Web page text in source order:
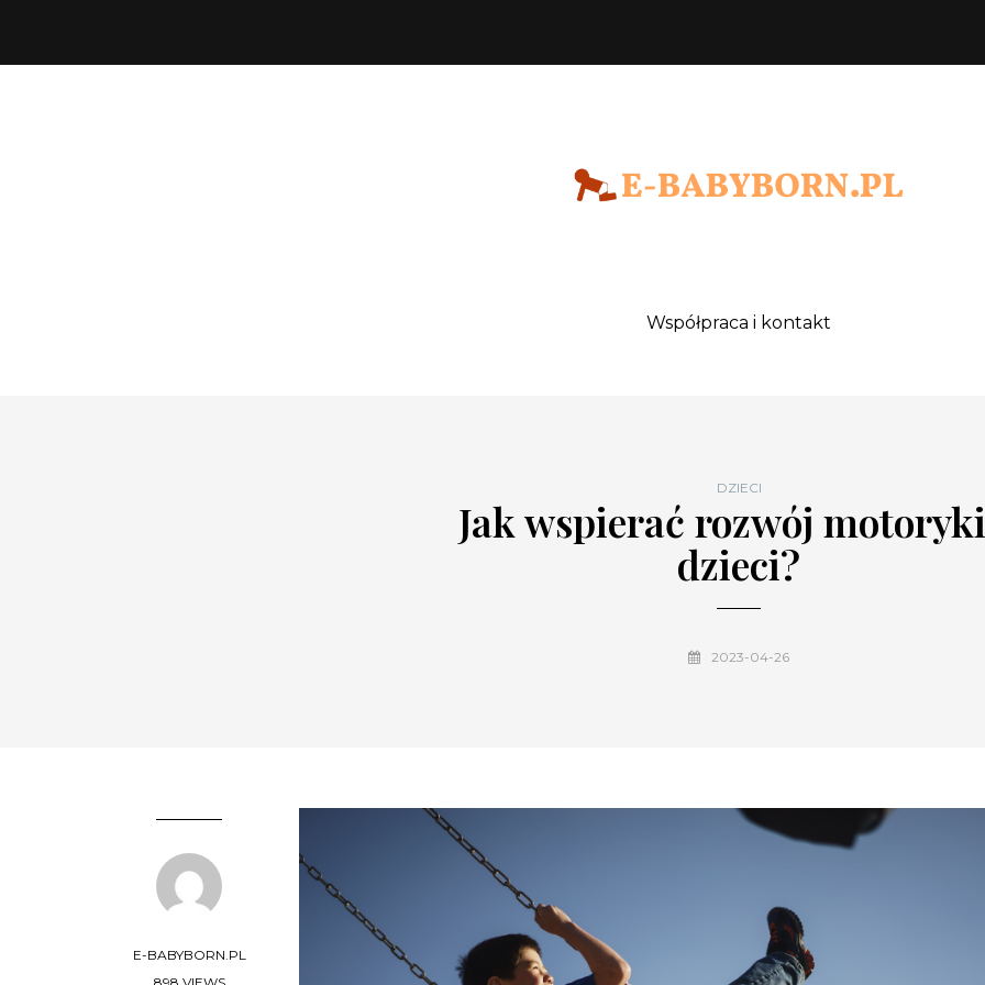
Współpraca i kontakt
DZIECI
Jak wspierać rozwój
dzieci?
2023-04-26
E-BABYBORN.PL